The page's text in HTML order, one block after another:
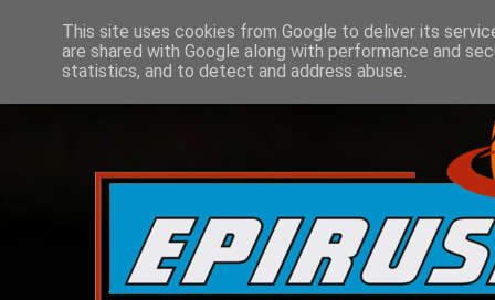
This site uses cookies from Google to deliver its
are shared with Google along with performance and
statistics, and to detect and address abuse.